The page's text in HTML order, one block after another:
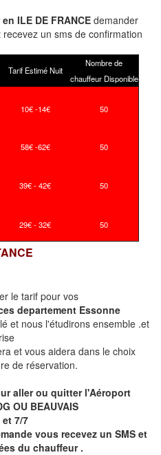
ILE DE FRANCEdemander
un sms de confirmation
Tarif Estimé Nuit
Nombre de
chauffeur Disponible
10€ -14€ 50
58€ -62€ 50
39€ - 42€ 50
29€ - 32€ 50
le tarif pour vos
departement Essonne
et nous l'étudirons ensemble .et
et vous aidera dans le choix
de réservation.
aller ou quitter l'Aéroport
OU BEAUVAIS
7/7
vous recevez un SMS et
du chauffeur .